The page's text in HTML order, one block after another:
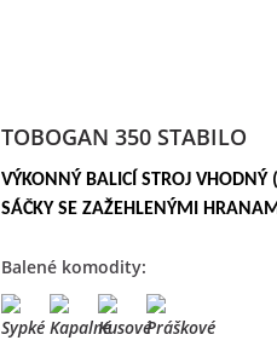
TOBOGAN 350 STABILO
VÝKONNÝ BALICÍ STROJ VHODNÝ
SÁČKY SE ZAŽEHLENÝMI HRANAMI
Balené komodity: